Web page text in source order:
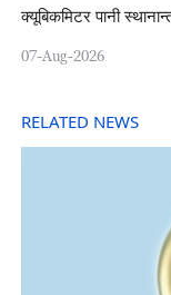
क्यूबिकमिटर पानी
07-Aug-2026
RELATED NEWS